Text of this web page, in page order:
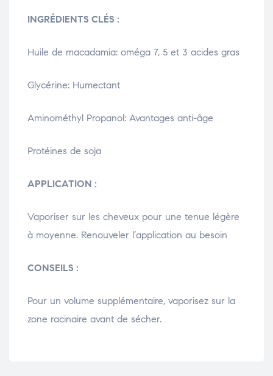
INGRÉDIENTS CLÉS :
Huile de macadamia: oméga 7, 5 et 3 acides gras
Glycérine: Humectant
Aminométhyl Propanol: Avantages anti-âge
Protéines de soja
APPLICATION :
Vaporiser sur les cheveux pour une tenue légère
à moyenne. Renouveler l’application au besoin
CONSEILS :
Pour un volume supplémentaire, vaporisez sur la
zone racinaire avant de sécher.